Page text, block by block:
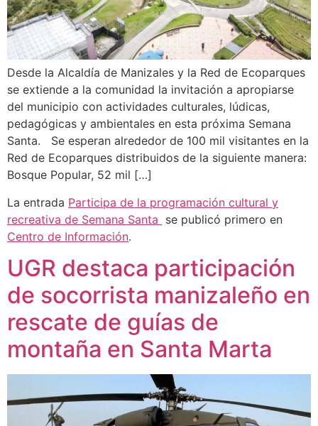
Desde la Alcaldía de Manizales y la Red de Ecoparques
se extiende a la comunidad la invitación a apropiarse
del municipio con actividades culturales, lúdicas,
pedagógicas y ambientales en esta próxima Semana
Santa. Se esperan alrededor de 100 mil visitantes en la
Red de Ecoparques distribuidos de la siguiente manera:
Bosque Popular, 52 mil […]
La entrada Participa de la programación cultural y
recreativa de Semana Santa se publicó primero en
Centro de Información.
UGR destaca participación
de socorrista manizaleño en
rescate de guías de
montaña en Santa Marta